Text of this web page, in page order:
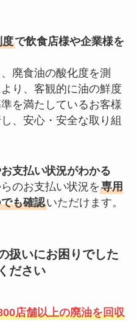
度で飲食店様や企業様を
廃食油の酸化度を測
り、客観的に油の鮮度
を満たしているお客様
、安心・安全な取り組
支払い状況がわかる
のお支払い状況を専用
も確認いただけます。
扱いにお困りでした
ださい
店舗以上の廃油を回収